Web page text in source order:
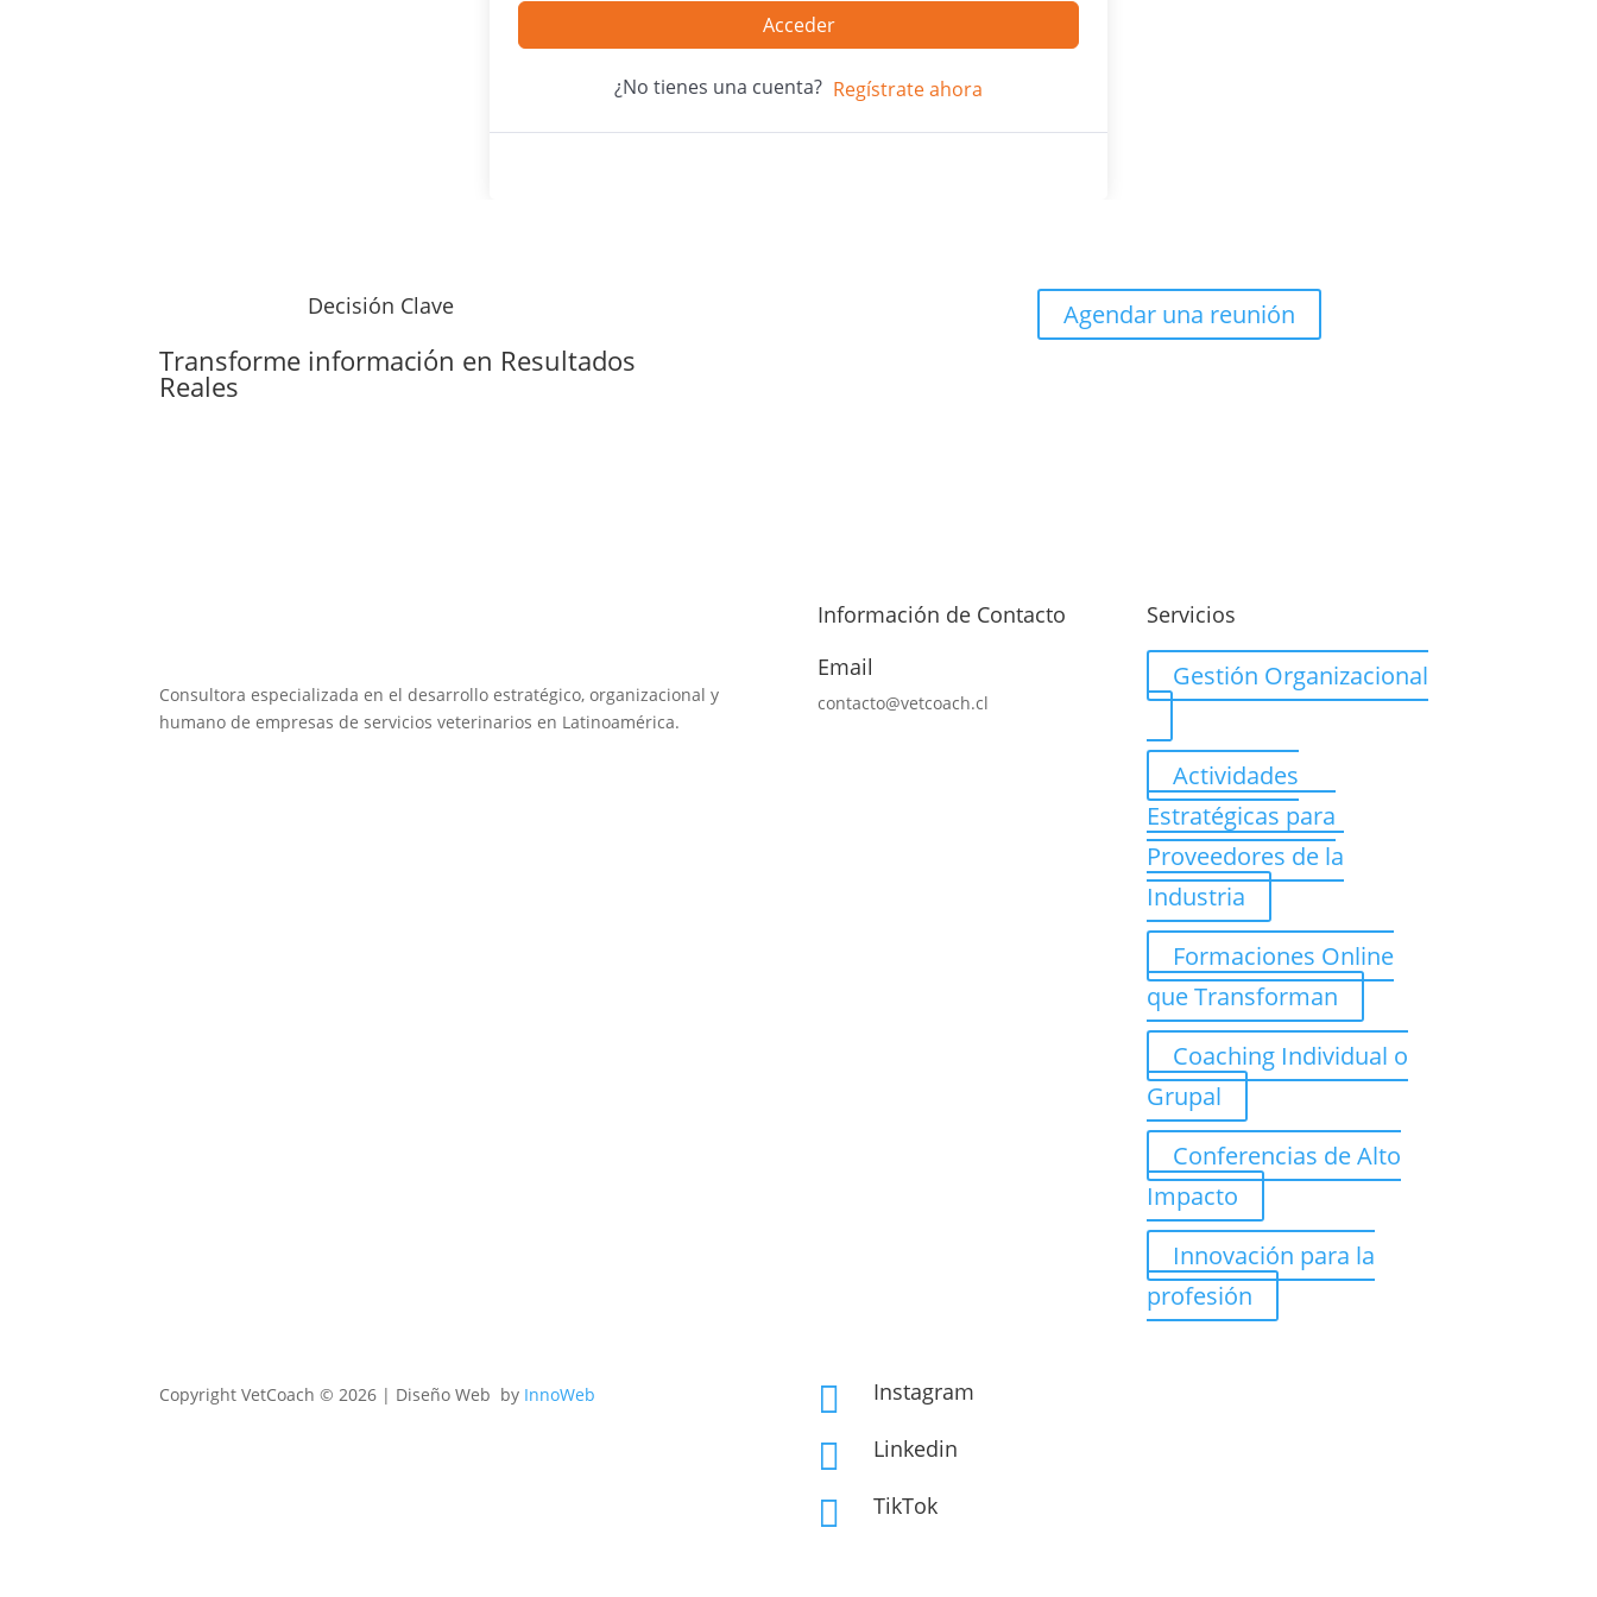
Acceder
¿No tienes una cuenta? Regístrate ahora
Decisión Clave
Transforme información en Resultados
Reales
Agendar una reunión
Consultora especializada en el desarrollo estratégico, organizacional y
humano de empresas de servicios veterinarios en Latinoamérica.
Información de Contacto
Email
contacto@vetcoach.cl
Servicios
Gestión Organizacional
Actividades
Estratégicas para
Proveedores de la
Industria
Formaciones Online
que Transforman
Coaching Individual o
Grupal
Conferencias de Alto
Impacto
Innovación para la
profesión
Copyright VetCoach © 2026 | Diseño Web by InnoWeb  Instagram
 Linkedin
 TikTok